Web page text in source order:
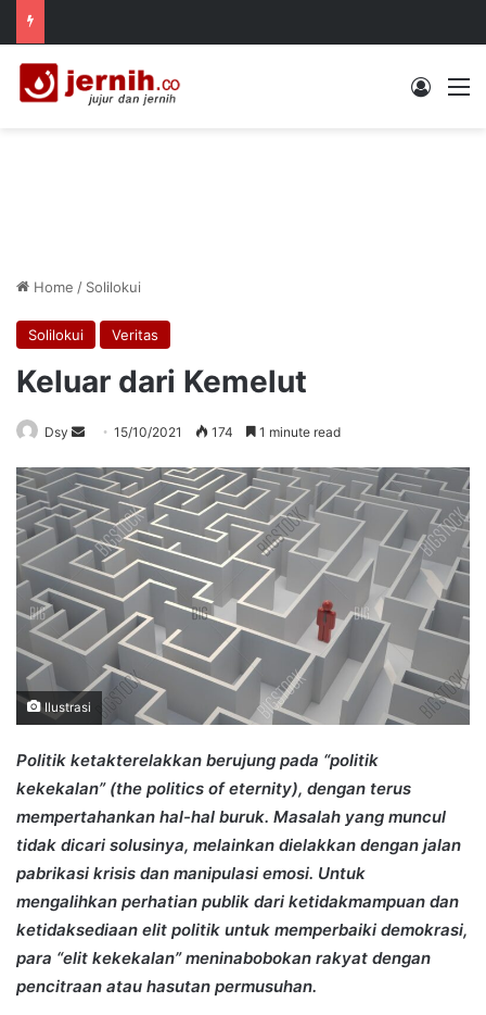
Log In
Home / Solilokui
Solilokui Veritas
Keluar dari Kemelut
Dsy
Send
email
15/10/2021 174 1 minute read
Ilustrasi
Politik ketakterelakkan berujung pada “politik
kekekalan” (the politics of eternity), dengan terus
mempertahankan hal-hal buruk. Masalah yang muncul
tidak dicari solusinya, melainkan dielakkan dengan jalan
pabrikasi krisis dan manipulasi emosi. Untuk
mengalihkan perhatian publik dari ketidakmampuan dan
ketidaksediaan elit politik untuk memperbaiki demokrasi,
para “elit kekekalan” meninabobokan rakyat dengan
pencitraan atau hasutan permusuhan.